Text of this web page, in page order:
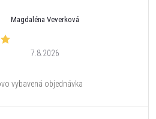
Magdaléna Veverková
7.8.2026
vybavená objednávka